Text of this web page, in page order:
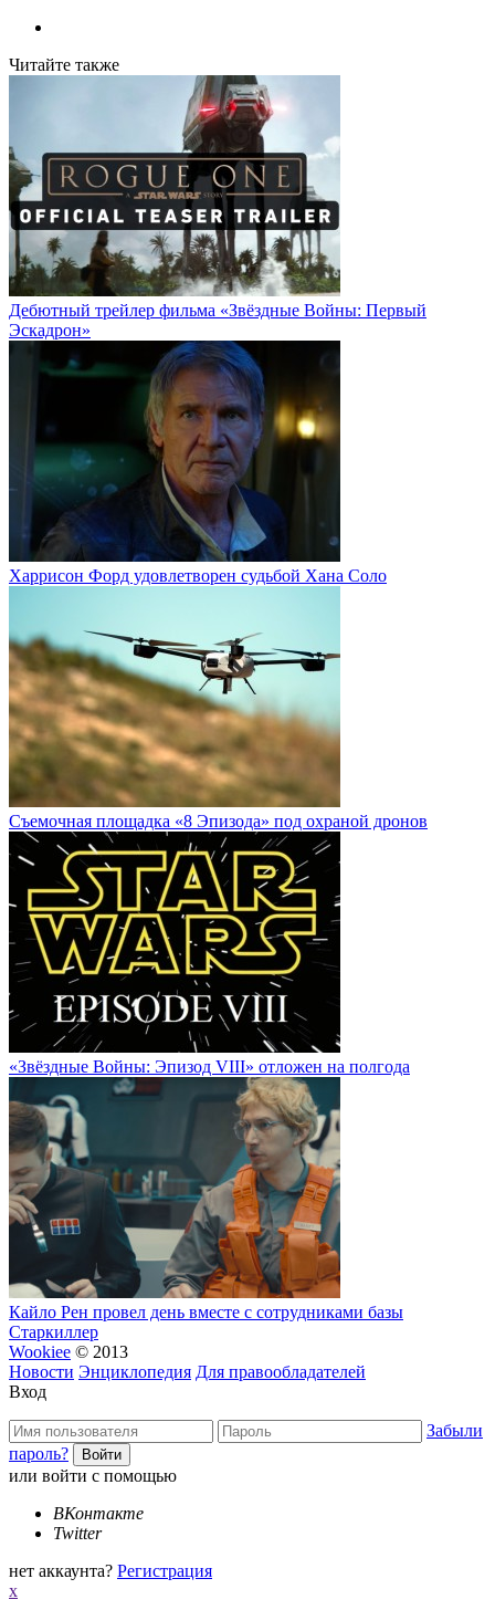
Читайте также
Дебютный трейлер фильма «Звёздные Войны: Первый
Эскадрон»
Харрисон Форд удовлетворен судьбой Хана Соло
Cъемочная площадка «8 Эпизода» под охраной дронов
«Звёздные Войны: Эпизод VIII» отложен на полгода
Кайло Рен провел день вместе с сотрудниками базы
Старкиллер
Wookiee © 2013
Новости Энциклопедия Для правообладателей
Вход
Забыли
пароль?
или войти с помощью
ВКонтакте
Twitter
нет аккаунта? Регистрация
x